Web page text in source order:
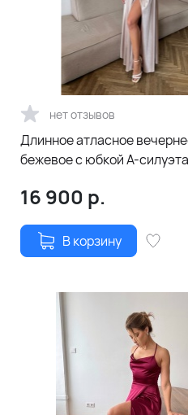
нет отзывов
Длинное атласное
бежевое с юбкой А-силуэта
16 900 р.
В корзину